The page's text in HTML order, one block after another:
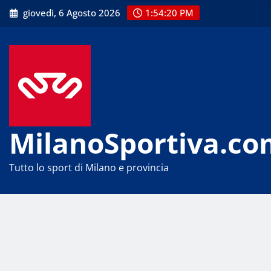
Skip
to
giovedì, 6 Agosto 2026 1:54:20 PM
Tutto lo sport di Milano e provincia